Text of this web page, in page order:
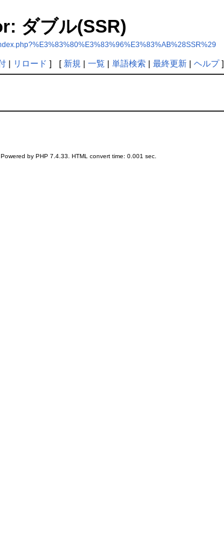
ダブル(SSR)
| リロード ] [ 新規 | 一覧| 単語検索| 最終更新| ヘルプ]
by PHP 7.4.33. HTML convert time: 0.001 sec.